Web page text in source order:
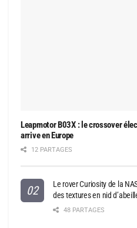
Leapmotor B03X : le crossover
arrive en Europe
12 PARTAGES
Le rover Curiosity de la
des textures en nid
48 PARTAGES